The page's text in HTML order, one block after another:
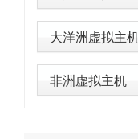
大洋洲虚拟主
非洲虚拟主机